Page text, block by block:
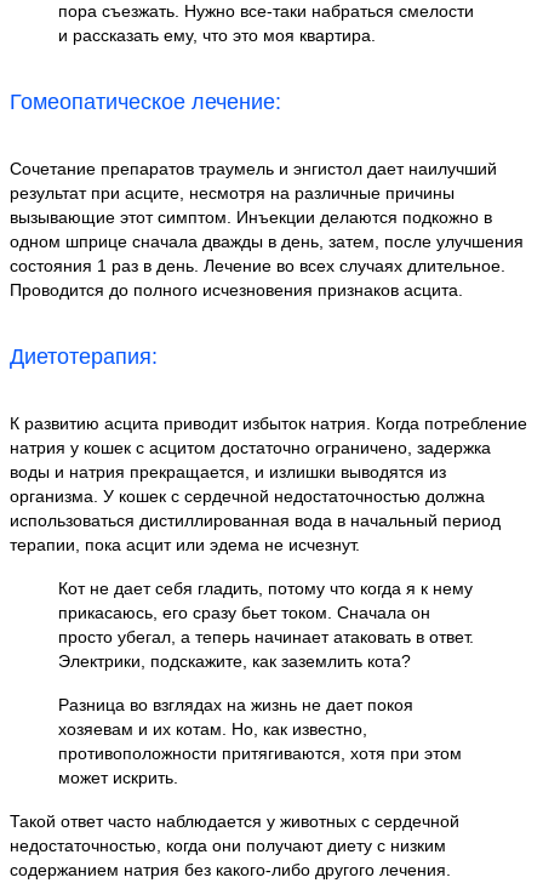
пора съезжать. Нужно все-таки набраться смелости
и рассказать ему, что это моя квартира.
Гомеопатическое лечение:
Сочетание препаратов траумель и энгистол дает наилучший
результат при асците, несмотря на различные причины
вызывающие этот симптом. Инъекции делаются подкожно в
одном шприце сначала дважды в день, затем, после улучшения
состояния 1 раз в день. Лечение во всех случаях длительное.
Проводится до полного исчезновения признаков асцита.
Диетотерапия:
К развитию асцита приводит избыток натрия. Когда потребление
натрия у кошек с асцитом достаточно ограничено, задержка
воды и натрия прекращается, и излишки выводятся из
организма. У кошек с сердечной недостаточностью должна
использоваться дистиллированная вода в начальный период
терапии, пока асцит или эдема не исчезнут.
Кот не дает себя гладить, потому что когда я к нему
прикасаюсь, его сразу бьет током. Сначала он
просто убегал, а теперь начинает атаковать в ответ.
Электрики, подскажите, как заземлить кота?
Разница во взглядах на жизнь не дает покоя
хозяевам и их котам. Но, как известно,
противоположности притягиваются, хотя при этом
может искрить.
Такой ответ часто наблюдается у животных с сердечной
недостаточностью, когда они получают диету с низким
содержанием натрия без какого-либо другого лечения.